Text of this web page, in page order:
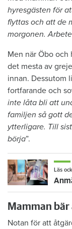
hyresgästen för
flyttas och att de
morgonen.
Men när Öbo och
det mesta av
innan. Dessutom
fortfarande och
inte låta bli att
familjen så gott
ytterligare. Till
börja”.
Läs
Mamman bär
Notan för att